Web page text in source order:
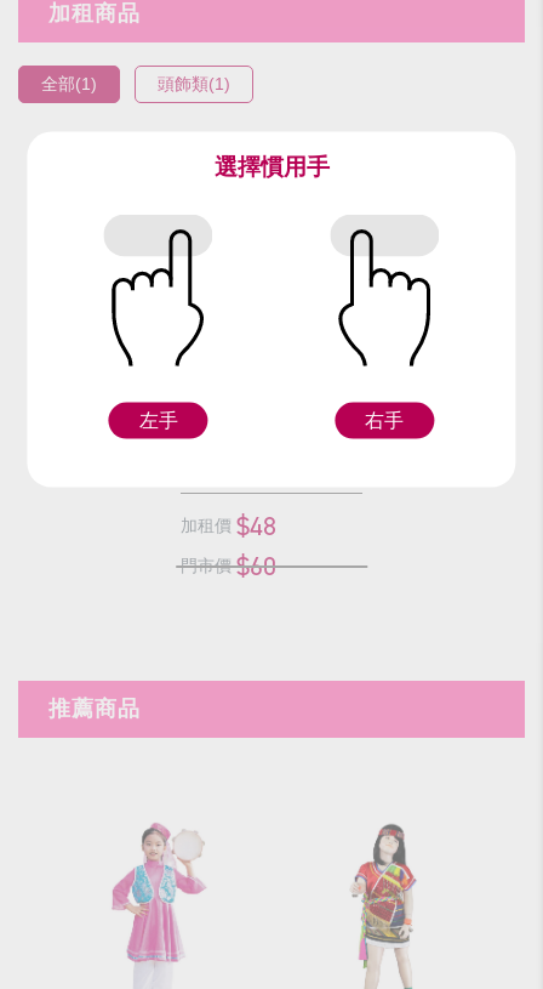
加租商品
全部(1) 頭飾類(1)
編號：93510
綠孔雀頭冠
F
加租價 $48
門市價 $60
推薦商品
選擇慣用手
左手 右手